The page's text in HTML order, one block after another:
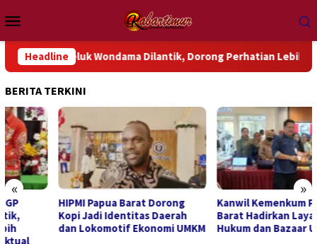
ke
kontenMobile
Headline
Teluk Wondama Dilantik, Dorong Perhatian Lebih Serius
BERITA TERKINI
« »
HIPMI Papua Barat Dorong
Kopi Jadi Identitas Daerah
dan Lokomotif Ekonomi UMKM
Kanwil Kemenkum Papua
Barat Hadirkan Layanan
Hukum dan Bazaar UMKM